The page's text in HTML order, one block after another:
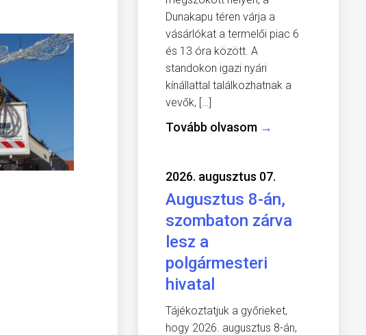
Dunakapu téren várja a
vásárlókat a termelői piac 6
és 13 óra között. A
standokon igazi nyári
kínállattal találkozhatnak a
vevők, […]
Tovább olvasom →
2026. augusztus 07.
Augusztus 8-án,
szombaton zárva
lesz a
polgármesteri
hivatal
Tájékoztatjuk a győrieket,
hogy 2026. augusztus 8-án,